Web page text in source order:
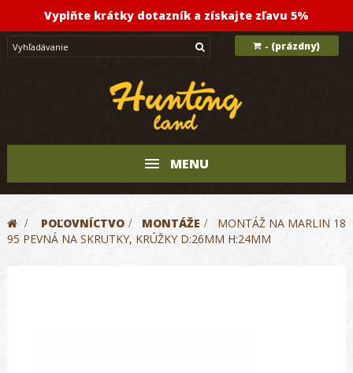
Vyplňte krátky dotazník a získajte zľavu 5%
- (prázdny)
MENU
> POĽOVNÍCTVO > MONTÁŽE >
MONTÁŽ NA MARLIN 18
95 PEVNÁ NA SKRUTKY, KRÚŽKY D:26MM H:24MM